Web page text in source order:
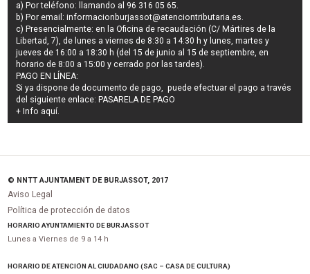
a) Por teléfono: llamando al 96 316 05 65.
b) Por email:informacionburjassot@atenciontributaria.es.
c) Presencialmente: en la Oficina de recaudación (C/ Mártires de la
Libertad, 7), de lunes a viernes de 8:30 a 14:30 h y lunes, martes y
jueves de 16:00 a 18:30 h (del 15 de junio al 15 de septiembre, en
horario de 8:00 a 15:00 y cerrado por las tardes).
PAGO EN LÍNEA:
Si ya dispone de documento de pago, puede efectuar el pago a través
del siguiente enlace: PASARELA DE PAGO
+ Info aquí.
© NNTT AJUNTAMENT DE BURJASSOT, 2017
Aviso Legal
Política de protección de datos
HORARIO AYUNTAMIENTO DE BURJASSOT
Lunes a Viernes de 9 a 14 h
HORARIO DE ATENCIÓN AL CIUDADANO (SAC – CASA DE CULTURA)